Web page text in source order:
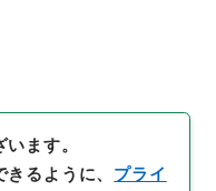
ます。
るように、 プライ